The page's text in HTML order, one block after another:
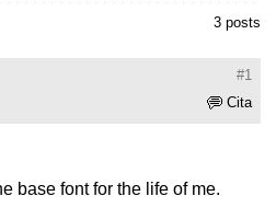
3 posts
#1
Cita
base font for the life of me.